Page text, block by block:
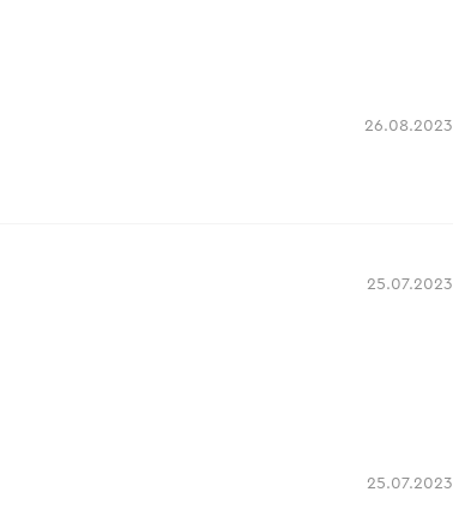
26.08.2023
25.07.2023
25.07.2023